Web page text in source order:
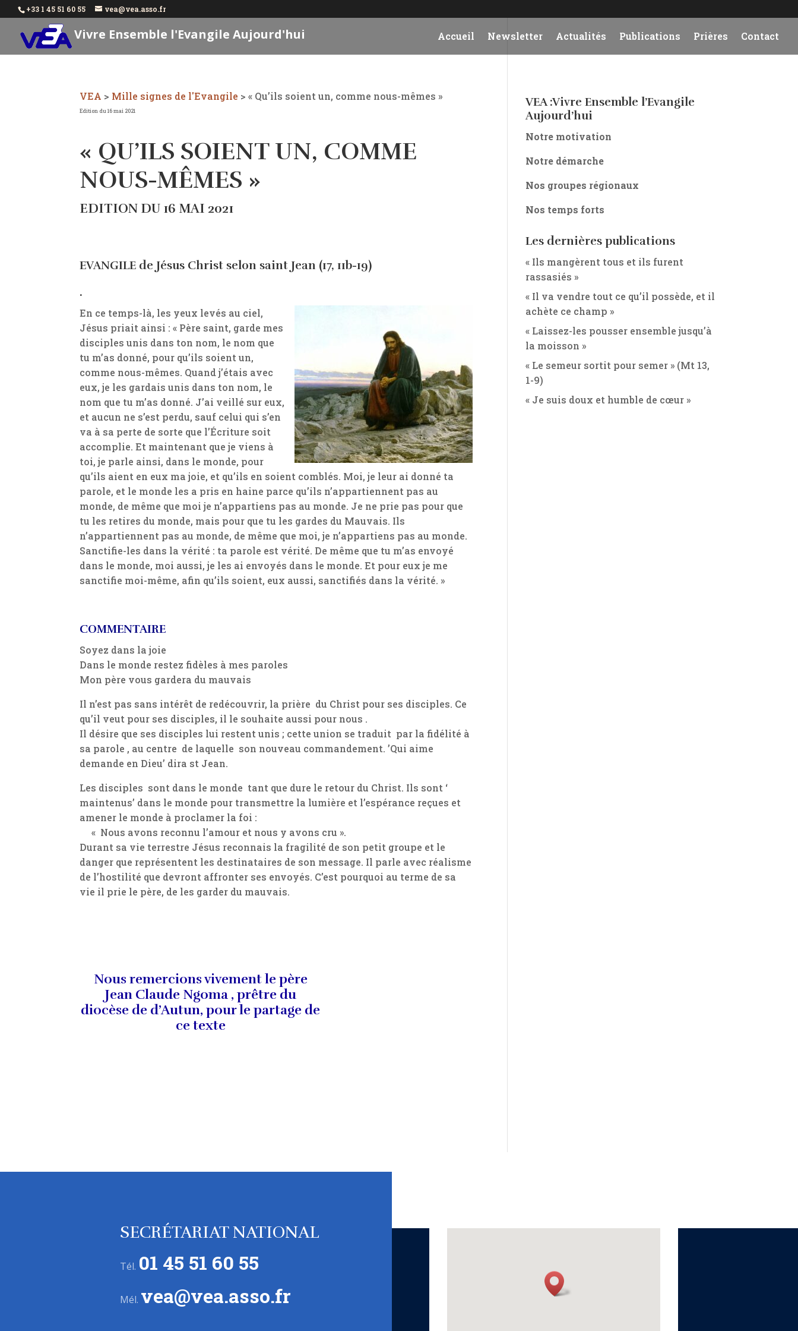
+33 1 45 51 60 55 vea@vea.asso.fr
Vivre Ensemble l'Evangile Aujourd'hui Accueil Newsletter Actualités Publications Prières Contact
VEA > Mille signes de l'Evangile >« Qu’ils soient un, comme nous-mêmes »
Edition du 16 mai 2021
« QU’ILS SOIENT UN, COMME
NOUS-MÊMES »
EDITION DU 16 MAI 2021
EVANGILE de Jésus Christ selon saint Jean (17, 11b-19)
.
En ce temps-là, les yeux levés au ciel,
Jésus priait ainsi : « Père saint, garde mes
disciples unis dans ton nom, le nom que
tu m’as donné, pour qu’ils soient un,
comme nous-mêmes. Quand j’étais avec
eux, je les gardais unis dans ton nom, le
nom que tu m’as donné. J’ai veillé sur eux,
et aucun ne s’est perdu, sauf celui qui s’en
va à sa perte de sorte que l’Écriture soit
accomplie. Et maintenant que je viens à
toi, je parle ainsi, dans le monde, pour
qu’ils aient en eux ma joie, et qu’ils en soient comblés. Moi, je leur ai donné ta
parole, et le monde les a pris en haine parce qu’ils n’appartiennent pas au
monde, de même que moi je n’appartiens pas au monde. Je ne prie pas pour que
tu les retires du monde, mais pour que tu les gardes du Mauvais. Ils
n’appartiennent pas au monde, de même que moi, je n’appartiens pas au monde.
Sanctifie-les dans la vérité : ta parole est vérité. De même que tu m’as envoyé
dans le monde, moi aussi, je les ai envoyés dans le monde. Et pour eux je me
sanctifie moi-même, afin qu’ils soient, eux aussi, sanctifiés dans la vérité. »
COMMENTAIRE
Soyez dans la joie
Dans le monde restez fidèles à mes paroles
Mon père vous gardera du mauvais
Il n’est pas sans intérêt de redécouvrir, la prière du Christ pour ses disciples. Ce
qu’il veut pour ses disciples, il le souhaite aussi pour nous .
Il désire que ses disciples lui restent unis ; cette union se traduit par la fidélité à
sa parole , au centre de laquelle son nouveau commandement. ’Qui aime
demande en Dieu’ dira st Jean.
Les disciples sont dans le monde tant que dure le retour du Christ. Ils sont ‘
maintenus’ dans le monde pour transmettre la lumière et l’espérance reçues et
amener le monde à proclamer la foi :
« Nous avons reconnu l’amour et nous y avons cru ».
Durant sa vie terrestre Jésus reconnais la fragilité de son petit groupe et le
danger que représentent les destinataires de son message. Il parle avec réalisme
de l’hostilité que devront affronter ses envoyés. C’est pourquoi au terme de sa
vie il prie le père, de les garder du mauvais.
Nous remercions vivement le père
Jean Claude Ngoma , prêtre du
diocèse de d’Autun, pour le partage de
ce texte
VEA :Vivre Ensemble l’Evangile
Aujourd’hui
Notre motivation
Notre démarche
Nos groupes régionaux
Nos temps forts
Les dernières publications
« Ils mangèrent tous et ils furent
rassasiés »
« Il va vendre tout ce qu’il possède, et il
achète ce champ »
« Laissez-les pousser ensemble jusqu’à
la moisson »
« Le semeur sortit pour semer » (Mt 13,
1-9)
« Je suis doux et humble de cœur »
SECRÉTARIAT NATIONAL
Tél. 01 45 51 60 55
Mél. vea@vea.asso.fr